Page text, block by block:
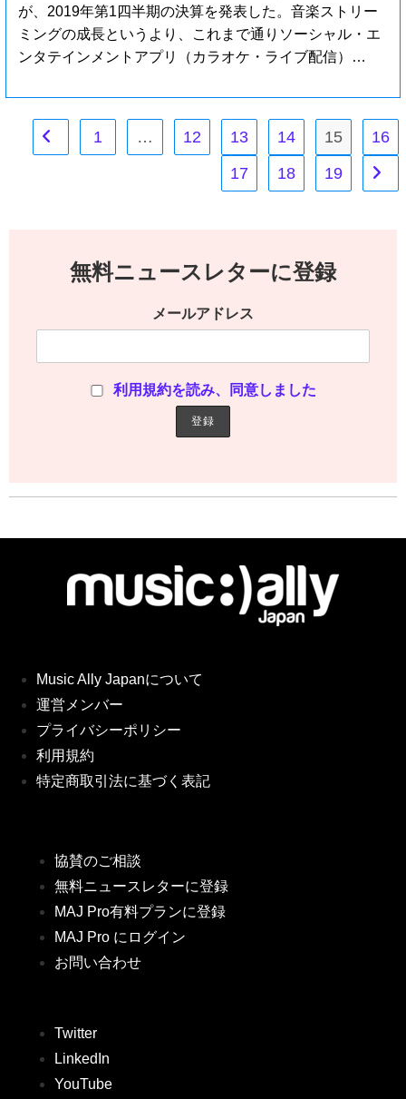
が、2019年第1四半期の決算を発表した。音楽ストリー
ミングの成長というより、これまで通りソーシャル・エ
ンタテインメントアプリ（カラオケ・ライブ配信）…
1 … 12 13 14 15
16
17
18 19
無料ニュースレターに登録
メールアドレス
利用規約を読み、同意しました
Music Ally Japanについて
運営メンバー
プライバシーポリシー
利用規約
特定商取引法に基づく表記
協賛のご相談
無料ニュースレターに登録
MAJ Pro有料プランに登録
MAJ Pro にログイン
お問い合わせ
Twitter
LinkedIn
YouTube